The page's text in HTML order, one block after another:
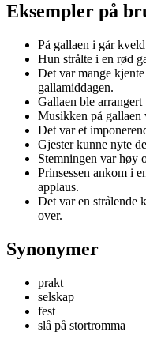
Eksempler på
På gallaen i går
Hun strålte i en rød
Det var mange
gallamiddagen.
Gallaen ble
Musikken på
Det var et
Gjester kunne nyte
Stemningen var høy
Prinsessen ankom i
applaus.
Det var en strålende
over.
Synonymer
prakt
selskap
fest
slå på stortromma